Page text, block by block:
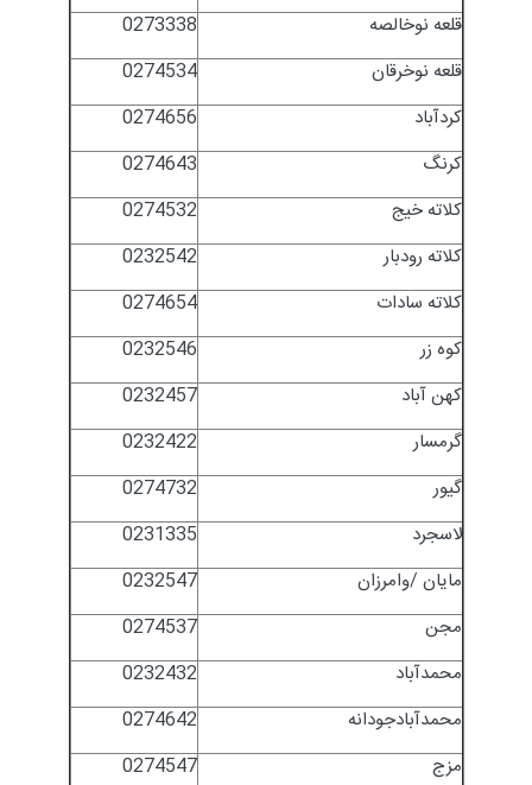
0273338
قلعه نوخالصه
0274534
قلعه نوخرقان
0274656
کردآباد
0274643
کرنگ
0274532
کلاته خیج
0232542
کلاته رودبار
0274654
کلاته سادات
0232546
کوه زر
0232457
کهن آباد
0232422
گرمسار
0274732
گیور
0231335
لاسجرد
0232547
مایان /وامرزان
0274537
مجن
0232432
محمدآباد
0274642
محمدآبادجودانه
0274547
مزج